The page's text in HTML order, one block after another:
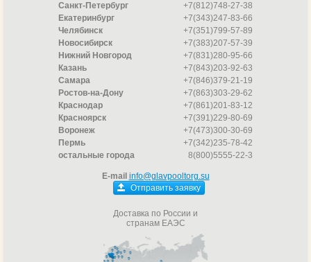
Санкт-Петербург
+7(812)748-27-38
Екатеринбург
+7(343)247-83-66
Челябинск
+7(351)799-57-89
Новосибирск
+7(383)207-57-39
Нижний Новгород
+7(831)280-95-66
Казань
+7(843)203-92-63
Самара
+7(846)379-21-19
Ростов-на-Дону
+7(863)303-29-62
Краснодар
+7(861)201-83-12
Красноярск
+7(391)229-80-69
Воронеж
+7(473)300-30-69
Пермь
+7(342)235-78-42
остальные города
8(800)5555-22-3
E-mail info@glavpooltorg.su
Отправить заявку
Доставка по России и
странам ЕАЭС